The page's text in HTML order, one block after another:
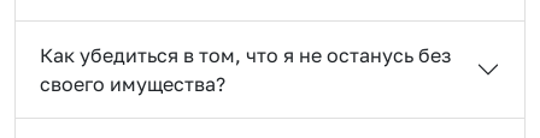
Как убедиться в том, что я не останусь без
своего имущества?